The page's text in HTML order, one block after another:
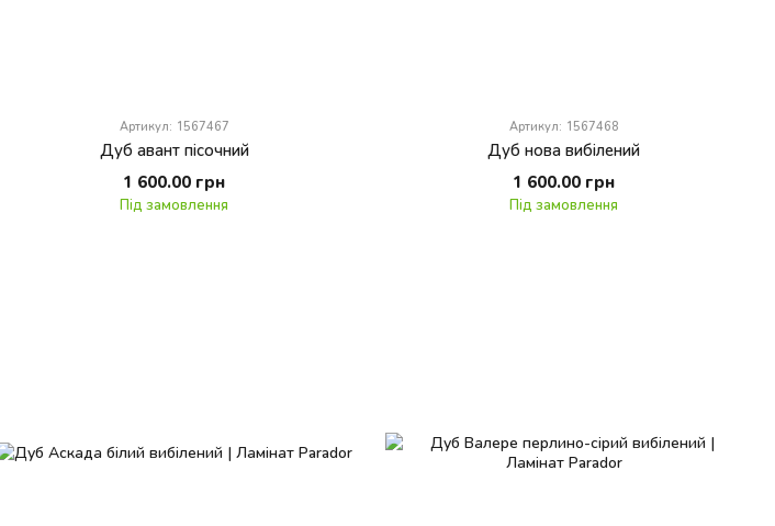
Артикул: 1567467
Дуб авант пісочний
1 600.00 грн
Під замовлення
Артикул: 1567468
Дуб нова вибілений
1 600.00 грн
Під замовлення